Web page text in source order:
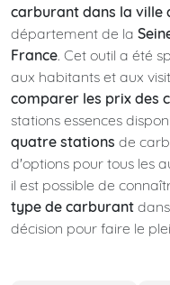
carburant dans la ville
département de la
France. Cet outil a été
aux habitants et aux
comparer les prix des
stations essences
quatre stations de
d'options pour tous les
il est possible de
type de carburant
décision pour faire le